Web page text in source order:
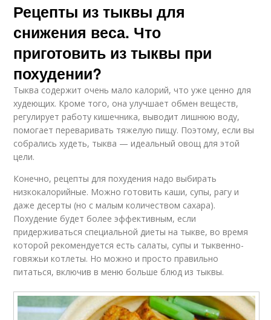
Рецепты из тыквы для
снижения веса. Что
приготовить из тыквы при
похудении?
Тыква содержит очень мало калорий, что уже ценно для
худеющих. Кроме того, она улучшает обмен веществ,
регулирует работу кишечника, выводит лишнюю воду,
помогает переваривать тяжелую пищу. Поэтому, если вы
собрались худеть, тыква — идеальный овощ для этой
цели.
Конечно, рецепты для похудения надо выбирать
низкокалорийные. Можно готовить каши, супы, рагу и
даже десерты (но с малым количеством сахара).
Похудение будет более эффективным, если
придерживаться специальной диеты на тыкве, во время
которой рекомендуется есть салаты, супы и тыквенно-
говяжьи котлеты. Но можно и просто правильно
питаться, включив в меню больше блюд из тыквы.